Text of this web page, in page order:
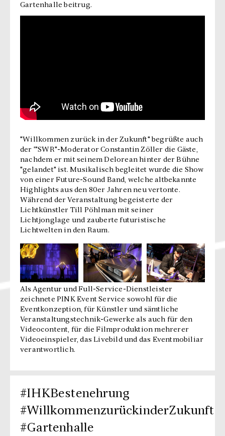
Gartenhalle beitrug.
"Willkommen zurück in der Zukunft" begrüßte auch
der '"SWR"-Moderator Constantin Zöller die Gäste,
nachdem er mit seinem Delorean hinter der Bühne
"gelandet" ist. Musikalisch begleitet wurde die Show
von einer Future-Sound Band, welche altbekannte
Highlights aus den 80er Jahren neu vertonte.
Während der Veranstaltung begeisterte der
Lichtkünstler Till Pöhlman mit seiner
Lichtjonglage und zauberte futuristische
Lichtwelten in den Raum.
Als Agentur und Full-Service-Dienstleister
zeichnete PINK Event Service sowohl für die
Eventkonzeption, für Künstler und sämtliche
Veranstaltungstechnik-Gewerke als auch für den
Videocontent, für die Filmproduktion mehrerer
Videoeinspieler, das Livebild und das Eventmobiliar
verantwortlich.
#IHKBestenehrung
#WillkommenzurückinderZukunft
#Gartenhalle